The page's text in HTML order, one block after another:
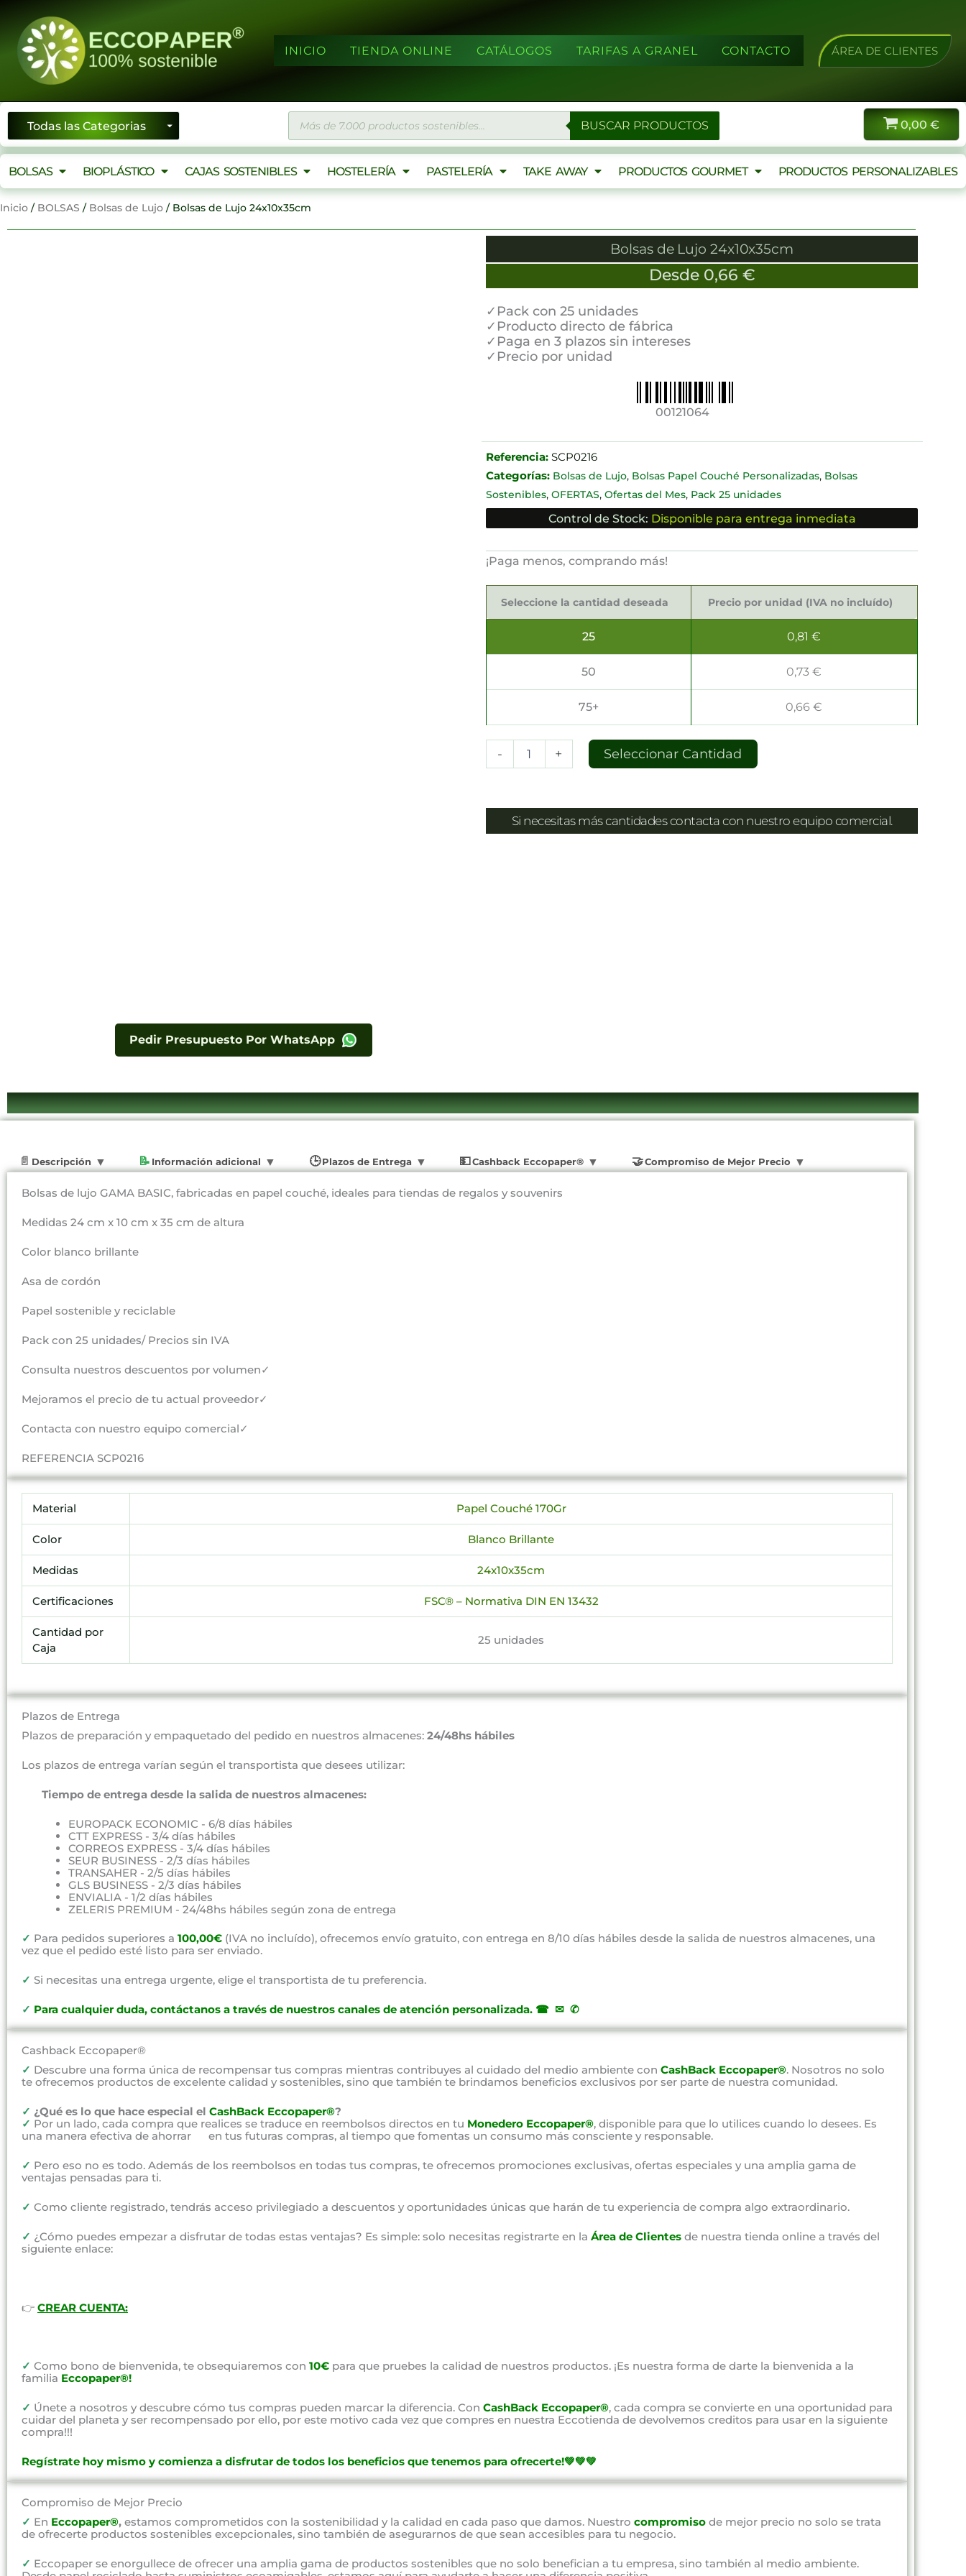
contenido
INICIO TIENDA ONLINE CATÁLOGOS TARIFAS A GRANEL CONTACTO ÁREA DE CLIENTES
de
productos
BUSCAR PRODUCTOS 0,00 €
BOLSAS BIOPLÁSTICO CAJAS SOSTENIBLES HOSTELERÍA PASTELERÍA TAKE AWAY PRODUCTOS GOURMET PRODUCTOS PERSONALIZABLES
Inicio / BOLSAS / Bolsas de Lujo / Bolsas de Lujo 24x10x35cm
Pedir Presupuesto Por WhatsApp
Bolsas de Lujo 24x10x35cm
Desde 0,66 €
✓Pack con 25 unidades
✓Producto directo de fábrica
✓Paga en 3 plazos sin intereses
✓Precio por unidad
00121064
Referencia: SCP0216
Categorías: Bolsas de Lujo, Bolsas Papel Couché Personalizadas, Bolsas
Sostenibles, OFERTAS, Ofertas del Mes, Pack 25 unidades
Control de Stock: Disponible para entrega inmediata
¡Paga menos, comprando más!
Seleccione la cantidad deseada Precio por unidad (IVA no incluído)
25 0,81 €
50 0,73 €
75+ 0,66 €
-
Lujo
24x10x35cm
+ Seleccionar Cantidad
Si necesitas más cantidades contacta con nuestro equipo comercial.
Descripción Información adicional Plazos de Entrega Cashback Eccopaper® Compromiso de Mejor Precio
Bolsas de lujo GAMA BASIC, fabricadas en papel couché, ideales para tiendas de regalos y souvenirs
Medidas 24 cm x 10 cm x 35 cm de altura
Color blanco brillante
Asa de cordón
Papel sostenible y reciclable
Pack con 25 unidades/ Precios sin IVA
Consulta nuestros descuentos por volumen✓
Mejoramos el precio de tu actual proveedor✓
Contacta con nuestro equipo comercial✓
REFERENCIA SCP0216
Material Papel Couché 170Gr
Color Blanco Brillante
Medidas 24x10x35cm
Certificaciones FSC® – Normativa DIN EN 13432
Cantidad por
Caja
25 unidades
Plazos de Entrega
Plazos de preparación y empaquetado del pedido en nuestros almacenes: 24/48hs hábiles
Los plazos de entrega varían según el transportista que desees utilizar:
Tiempo de entrega desde la salida de nuestros almacenes:
EUROPACK ECONOMIC - 6/8 días hábiles
CTT EXPRESS - 3/4 días hábiles
CORREOS EXPRESS - 3/4 días hábiles
SEUR BUSINESS - 2/3 días hábiles
TRANSAHER - 2/5 días hábiles
GLS BUSINESS - 2/3 días hábiles
ENVIALIA - 1/2 días hábiles
ZELERIS PREMIUM - 24/48hs hábiles según zona de entrega
✓ Para pedidos superiores a 100,00€ (IVA no incluído), ofrecemos envío gratuito, con entrega en 8/10 días hábiles desde la salida de nuestros almacenes, una
vez que el pedido esté listo para ser enviado.
✓ Si necesitas una entrega urgente, elige el transportista de tu preferencia.
✓ Para cualquier duda, contáctanos a través de nuestros canales de atención personalizada. ☎ ✉ ✆
Cashback Eccopaper®
✓ Descubre una forma única de recompensar tus compras mientras contribuyes al cuidado del medio ambiente con CashBack Eccopaper®. Nosotros no solo
te ofrecemos productos de excelente calidad y sostenibles, sino que también te brindamos beneficios exclusivos por ser parte de nuestra comunidad.
✓ ¿Qué es lo que hace especial el CashBack Eccopaper®?
✓ Por un lado, cada compra que realices se traduce en reembolsos directos en tu Monedero Eccopaper®, disponible para que lo utilices cuando lo desees. Es
una manera efectiva de ahorrar en tus futuras compras, al tiempo que fomentas un consumo más consciente y responsable.
✓ Pero eso no es todo. Además de los reembolsos en todas tus compras, te ofrecemos promociones exclusivas, ofertas especiales y una amplia gama de
ventajas pensadas para ti.
✓ Como cliente registrado, tendrás acceso privilegiado a descuentos y oportunidades únicas que harán de tu experiencia de compra algo extraordinario.
✓ ¿Cómo puedes empezar a disfrutar de todas estas ventajas? Es simple: solo necesitas registrarte en la Área de Clientes de nuestra tienda online a través del
siguiente enlace:
👉 CREAR CUENTA:
✓ Como bono de bienvenida, te obsequiaremos con 10€ para que pruebes la calidad de nuestros productos. ¡Es nuestra forma de darte la bienvenida a la
familia Eccopaper®!
✓ Únete a nosotros y descubre cómo tus compras pueden marcar la diferencia. Con CashBack Eccopaper®, cada compra se convierte en una oportunidad para
cuidar del planeta y ser recompensado por ello, por este motivo cada vez que compres en nuestra Eccotienda de devolvemos creditos para usar en la siguiente
compra!!!
Regístrate hoy mismo y comienza a disfrutar de todos los beneficios que tenemos para ofrecerte!💚💚💚
Compromiso de Mejor Precio
✓ En Eccopaper®, estamos comprometidos con la sostenibilidad y la calidad en cada paso que damos. Nuestro compromiso de mejor precio no solo se trata
de ofrecerte productos sostenibles excepcionales, sino también de asegurarnos de que sean accesibles para tu negocio.
✓ Eccopaper se enorgullece de ofrecer una amplia gama de productos sostenibles que no solo benefician a tu empresa, sino también al medio ambiente.